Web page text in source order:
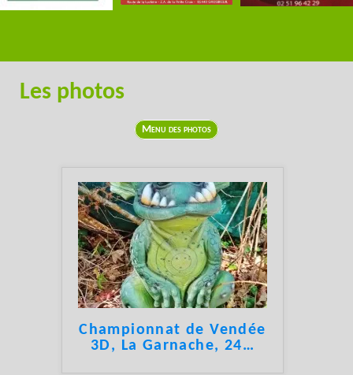
Les photos
Menu des photos
Championnat de Vendée
3D, La Garnache, 24…